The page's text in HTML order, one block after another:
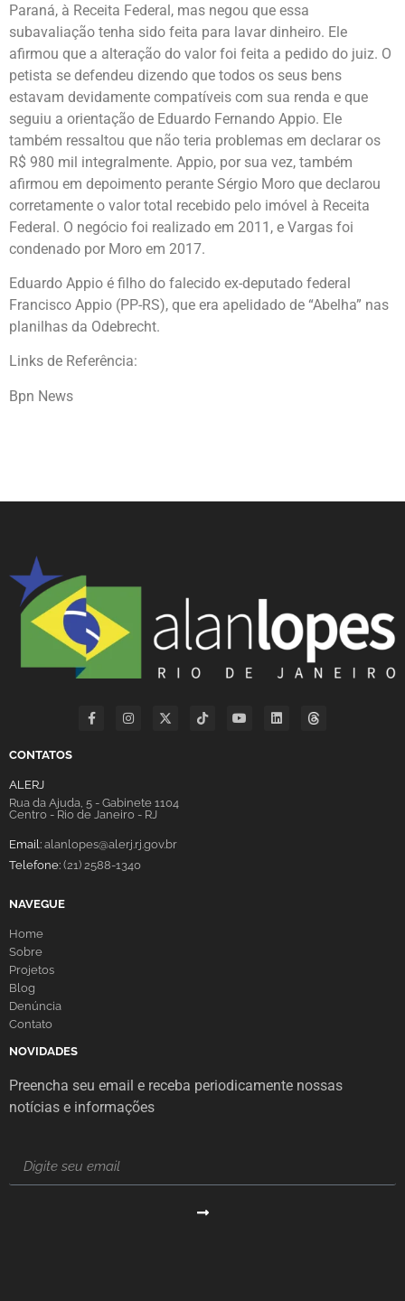
Paraná, à Receita Federal, mas negou que essa
subavaliação tenha sido feita para lavar dinheiro. Ele
afirmou que a alteração do valor foi feita a pedido do juiz. O
petista se defendeu dizendo que todos os seus bens
estavam devidamente compatíveis com sua renda e que
seguiu a orientação de Eduardo Fernando Appio. Ele
também ressaltou que não teria problemas em declarar os
R$ 980 mil integralmente. Appio, por sua vez, também
afirmou em depoimento perante Sérgio Moro que declarou
corretamente o valor total recebido pelo imóvel à Receita
Federal. O negócio foi realizado em 2011, e Vargas foi
condenado por Moro em 2017.
Eduardo Appio é filho do falecido ex-deputado federal
Francisco Appio (PP-RS), que era apelidado de “Abelha” nas
planilhas da Odebrecht.
Links de Referência:
Bpn News
CONTATOS
ALERJ
Rua da Ajuda, 5 - Gabinete 1104
Centro - Rio de Janeiro - RJ
Email: alanlopes@alerj.rj.gov.br
Telefone: (21) 2588-1340
NAVEGUE
Home
Sobre
Projetos
Blog
Denúncia
Contato
NOVIDADES
Preencha seu email e receba periodicamente nossas
notícias e informações